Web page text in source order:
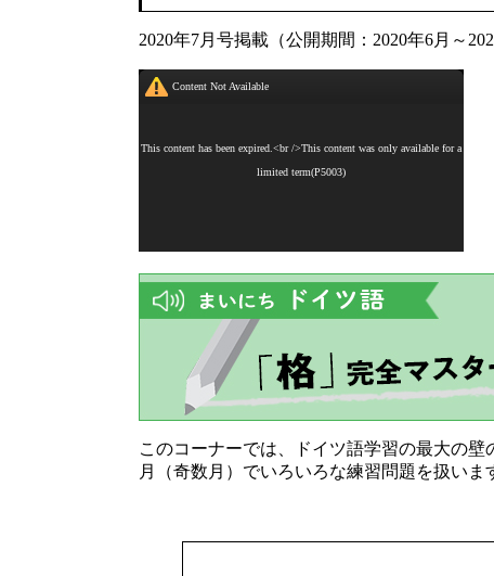
2020年7月号掲載（公開期間：2020年6月～
このコーナーでは、ドイツ語学習の最大の
月（奇数月）でいろいろな練習問題を扱いま